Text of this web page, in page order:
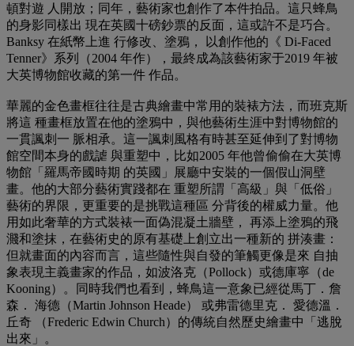
頓對遊 人開放；同年，藝術家也創作了本件拍品。這只蜂鳥
的身影同樣出 現在英國十磅鈔票的反面，這或許不是巧合。
Banksy 在紙幣上進 行修改、塗鴉， 以創作他的《 Di-Faced
Tenner》系列（2004 年作），最終成為該藝術家于2019 年被
大英博物館收藏的第一件 作品。
華麗的金色畫框往往是古典繪畫中常用的裝裱方法，而班克斯
將這 種畫框放置在他的塗鴉中，與他藝術生涯中對博物館的
一貫諷刺一 脈相承。這一諷刺風格有時甚至延伸到了對博物
館空間本身的戲謔 與重塑中，比如2005 年他曾偷偷在大英博
物館「羅馬帝國時期 的英國」展廳中安裝的一個假山洞壁
畫。他的大部分藝術實踐都在 重塑所謂「高級」與「低俗」
藝術的界限，更重要的是挑戰這種區 分背後的權威力量。他
用如此奢華的方式裝裱一面偽混凝土牆壁， 再添上塗鴉的飛
濺和塗抹，在藝術史的原有基礎上創立出一種新的 拼湊畫：
但就畫面的內容而言，這些隨性與自發的筆觸更像是來 自抽
象表現主義畫家的作品，如波洛克（Pollock）或德庫寧（de
Kooning）。同時我們也看到，蜂鳥這一意象已經從馬丁．詹
森． 海德（Martin Johnson Heade） 或弗雷德里克． 愛德溫．
丘奇 （Frederic Edwin Church）的傳統自然歷史繪畫中「逃脫
出來」。